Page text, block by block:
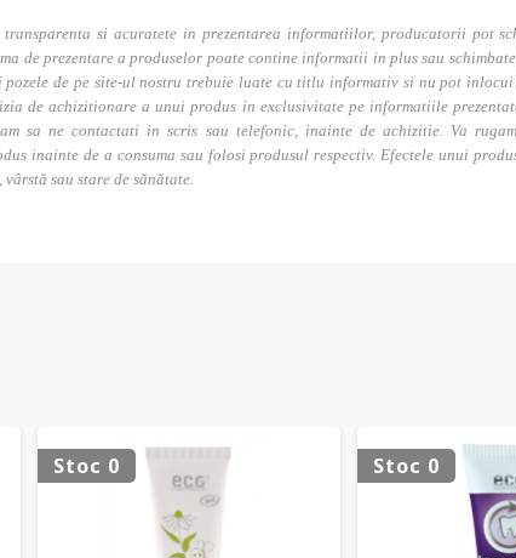
si acuratete in prezentarea informatiilor, producatorii pot
de prezentare a produselor poate contine informatii in plus sau
pozele de pe site-ul nostru trebuie luate cu titlu informativ si nu pot
de achizitionare a unui produs in exclusivitate pe informatiile
sa ne contactati in scris sau telefonic, inainte de achizitie. Va
inainte de a consuma sau folosi produsul respectiv. Efectele unui
sau stare de sănătate.
Stoc 0 Stoc 0